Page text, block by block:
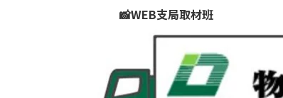
📸WEB支局取材班